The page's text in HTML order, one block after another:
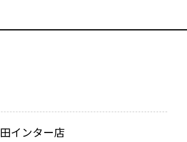
インター店